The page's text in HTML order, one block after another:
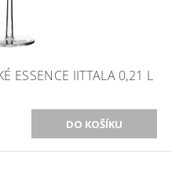
ESSENCE IITTALA 0,21 L